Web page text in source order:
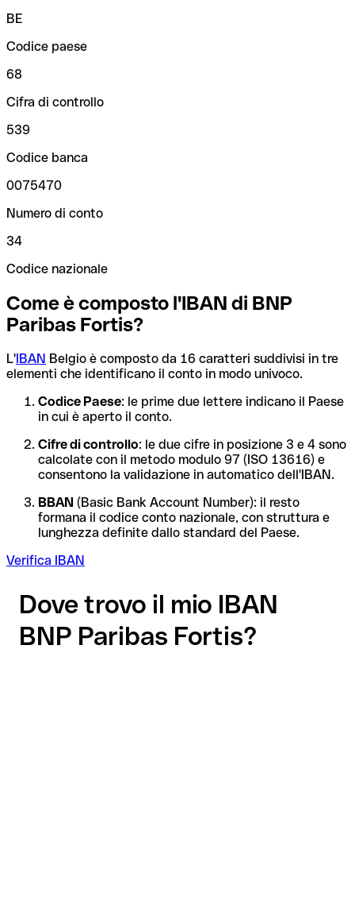
BE
Codice paese
68
Cifra di controllo
539
Codice banca
0075470
Numero di conto
34
Codice nazionale
Come è composto l'IBAN di BNP
Paribas Fortis?
L'IBAN Belgio è composto da 16 caratteri suddivisi in tre
elementi che identificano il conto in modo univoco.
Codice Paese: le prime due lettere indicano il Paese
in cui è aperto il conto.
Cifre di controllo: le due cifre in posizione 3 e 4 sono
calcolate con il metodo modulo 97 (ISO 13616) e
consentono la validazione in automatico dell'IBAN.
BBAN (Basic Bank Account Number): il resto
formana il codice conto nazionale, con struttura e
lunghezza definite dallo standard del Paese.
Verifica IBAN
Dove trovo il mio IBAN
BNP Paribas Fortis?